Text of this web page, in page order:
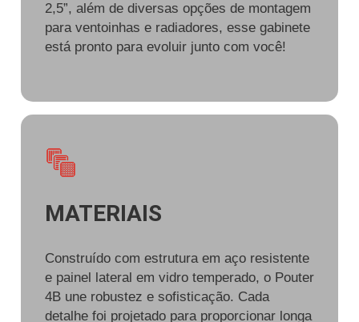
2,5”, além de diversas opções de montagem
para ventoinhas e radiadores, esse gabinete
está pronto para evoluir junto com você!
MATERIAIS
Construído com estrutura em aço resistente
e painel lateral em vidro temperado, o Pouter
4B une robustez e sofisticação. Cada
detalhe foi projetado para proporcionar longa